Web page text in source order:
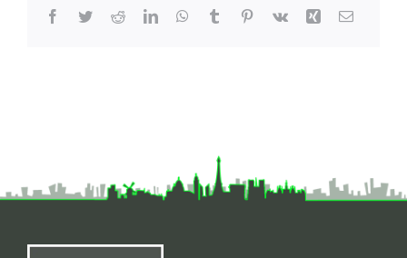
Facebook
TwitterRedditLinkedInWhatsApp
Tumblr Pinterest
Vk Xing Email